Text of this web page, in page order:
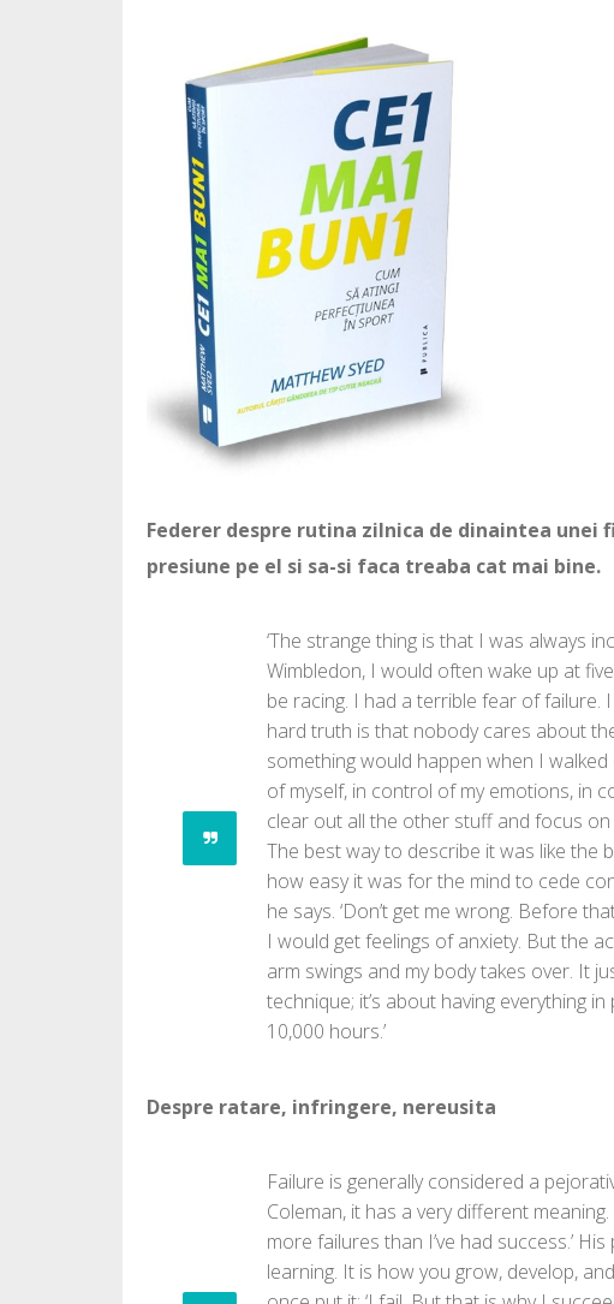
Federer despre rutina zilnica de dinaintea unei
presiune pe el si sa-si faca treaba cat mai bine.
‘The strange thing is that I was always
Wimbledon, I would often wake up at
be racing. I had a terrible fear of failure.
hard truth is that nobody cares about
something would happen when I
of myself, in control of my emotions, in
clear out all the other stuff and focus
The best way to describe it was like the
how easy it was for the mind to cede
he says. ‘Don’t get me wrong. Before
I would get feelings of anxiety. But the
arm swings and my body takes over. It
technique; it’s about having everything
10,000 hours.’
Despre ratare, infringere, nereusita
Failure is generally considered a
Coleman, it has a very different meaning.
more failures than I’ve had success.’
learning. It is how you grow, develop,